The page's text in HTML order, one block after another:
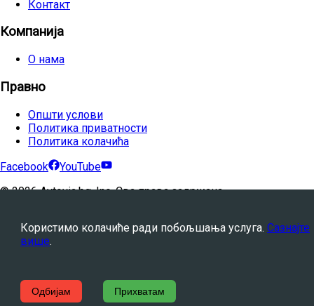
Користимо колачиће ради побољшања услуга. Сазнајте
више.
Одбијам Прихватам
Контакт
Компанија
О нама
Правно
Општи услови
Политика приватности
Политика колачића
Facebook
YouTube
©2026 Avtovia.bg, Inc. Сва права задржана.